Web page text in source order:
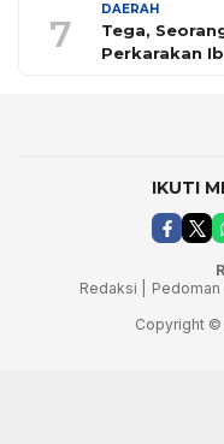
7
DAERAH
Tega,
Perkarakan
IKUTI
Redaksi |
Pedoman
Copyright ©